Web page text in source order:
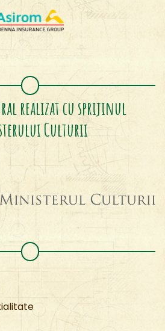
realizat cu sprijinul
Culturii